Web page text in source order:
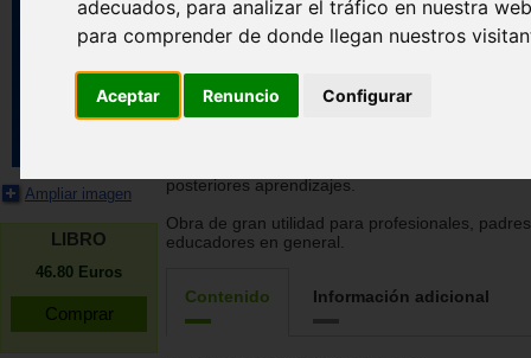
adecuados, para analizar el tráfico en nuestra
para comprender de donde llegan nuestros
Aceptar Renuncio Configurar
Ampliar imagen
LIBRO
46.80 Euros
meses.
La Dra. Ferré, a través de los textos y de las
imágenes de este atlas plasma de forma muy
posteriores aprendizajes.
Obra de gran utilidad para profesionales,
educadores en general.
Contenido Información adicional